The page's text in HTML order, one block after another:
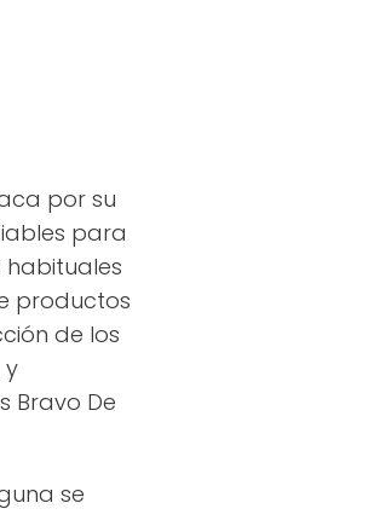
por su
para
habituales
productos
de los
y
Bravo De
se